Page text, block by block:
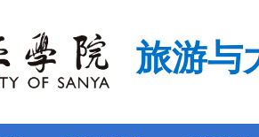
旅游与